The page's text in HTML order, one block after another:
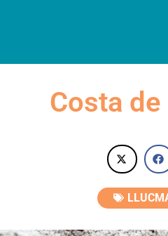
Costa